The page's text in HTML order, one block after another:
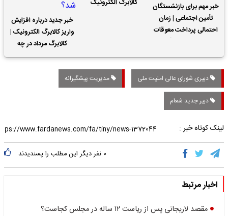
خبر مهم برای بازنشستگان
تأمین اجتماعی | زمان
احتمالی پرداخت معوقات
کالابرگ الکترونیک
خبر جدید درباره افزایش
واریز کالابرگ الکترونیک |
کالابرگ مرداد در چه
تاریخی واریز خواهد شد؟
دبیری شورای عالی امنیت ملی مدیریت پیشگیرانه
دبیر جدید شعام
لینک کوتاه خبر :
۰ نفر دیگر این مطلب را پسندیدند
اخبار مرتبط
مقصد لاریجانی پس از ریاست ۱۲ ساله در مجلس کجاست؟